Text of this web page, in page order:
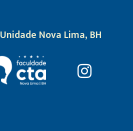
Unidade Nova Lima, BH